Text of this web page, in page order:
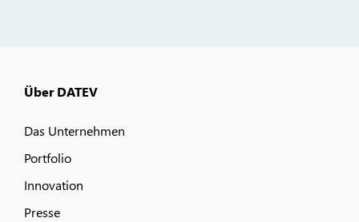
Über DATEV
Das Unternehmen
Portfolio
Innovation
Presse